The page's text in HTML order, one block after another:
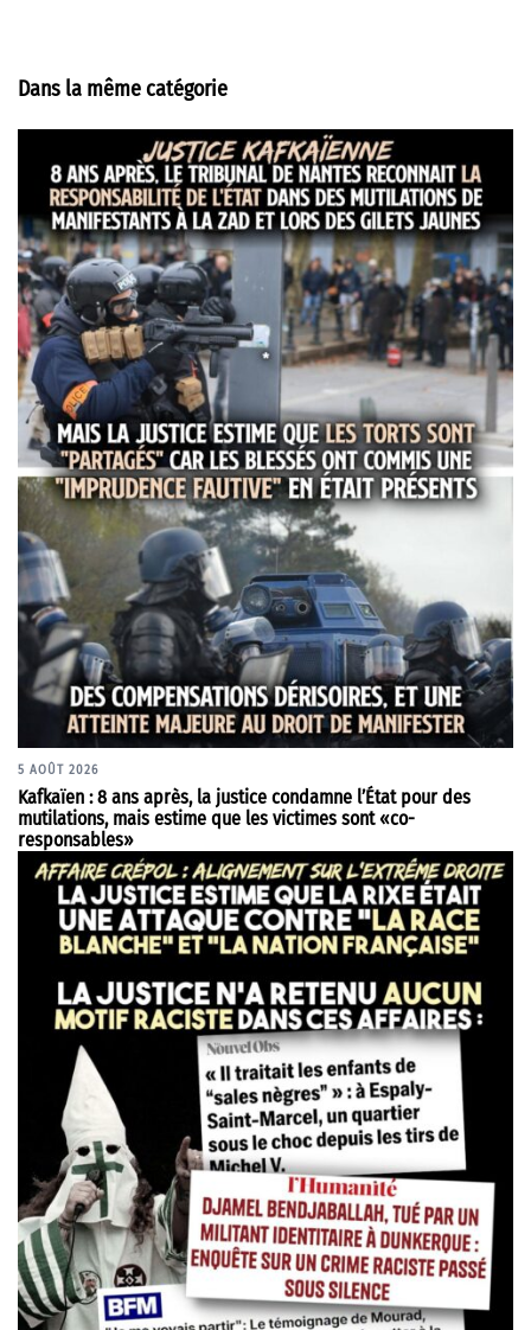
Dans la même catégorie
5 AOÛT 2026
Kafkaïen : 8 ans après, la justice condamne l’État pour des
mutilations, mais estime que les victimes sont «co-
responsables»